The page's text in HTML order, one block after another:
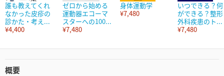
誰も教えてくれ
なかった皮疹の
診かた・考え...
¥4,400
ゼロから始める
運動器エコーマ
スターへの100...
¥7,480
身体運動学
¥7,480
いつできる？何
ができる？整形
外科疾患のト...
¥7,480
概要